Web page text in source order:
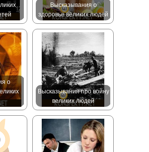
Высказывания о
здоровье великих людей
о
Высказывания про войну
великих людей